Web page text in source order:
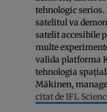
tehnologic serios.
satelitul va
satelit accesibile
multe
valida platforma
tehnologia
Mäkinen,
citat de IFL